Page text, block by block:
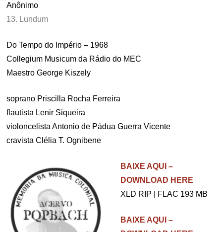
Anônimo
13. Lundum
Do Tempo do Império – 1968
Collegium Musicum da Rádio do MEC
Maestro George Kiszely
soprano Priscilla Rocha Ferreira
flautista Lenir Siqueira
violoncelista Antonio de Pádua Guerra Vicente
cravista Clélia T. Ognibene
BAIXE AQUI –
DOWNLOAD HERE
XLD RIP | FLAC 193 MB
BAIXE AQUI –